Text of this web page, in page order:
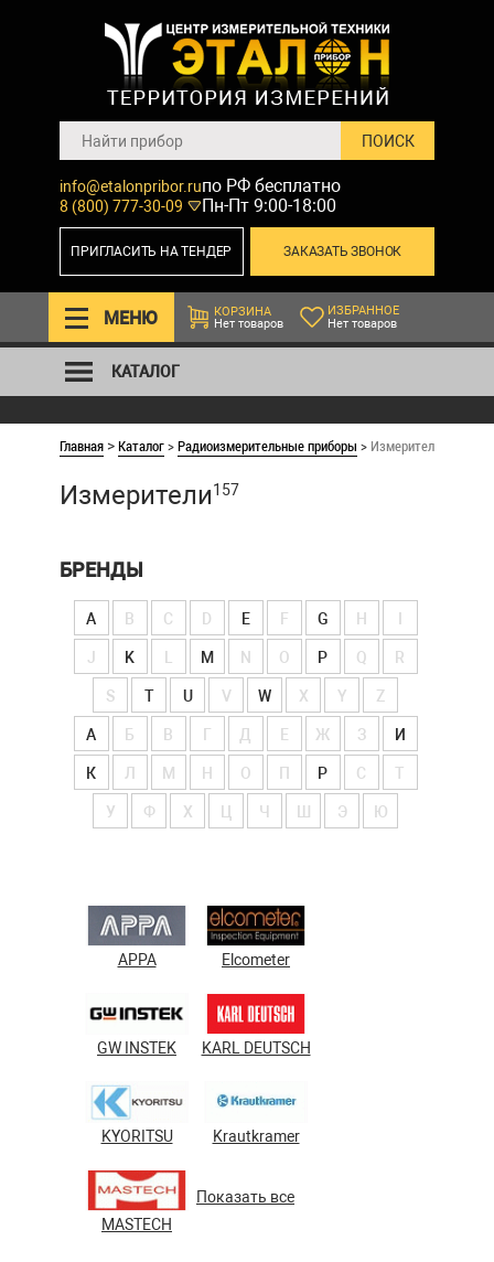
info@etalonpribor.ru
8 (800) 777-30-09
по РФ бесплатно
Пн-Пт 9:00-18:00
ЗАКАЗАТЬ ЗВОНОК
ПРИГЛАСИТЬ НА ТЕНДЕР
МЕНЮ
КОРЗИНА
Нет товаров
ИЗБРАННОЕ
Нет товаров
КАТАЛОГ
Главная >Каталог>Радиоизмерительные приборы > Измерители
Измерители157
БРЕНДЫ
A B C D E F G H
J K M N O P Q R
S T U V W X Y Z
А Б В Г Д Е Ж З И
К Л М Н О П Р С Т
У Ф Х Ч Э Ю
APPA Elcometer
GW INSTEK KARL DEUTSCH
KYORITSU Krautkramer
MASTECH
Показать все